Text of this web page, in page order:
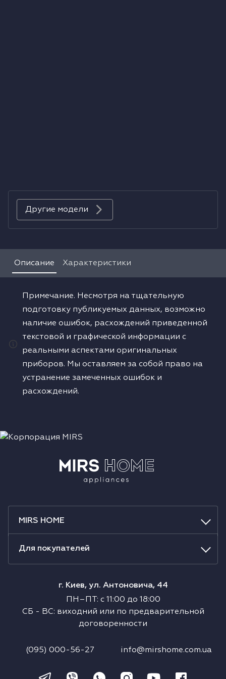
Аксессуары к крупной бытовой технике
Поверхности со встроенной вытяжкой
Сушильные машины
Другие модели
Описание Характеристики
Примечание. Несмотря на тщательную
подготовку публикуемых данных, возможно
наличие ошибок, расхождений приведенной
текстовой и графической информации с
реальными аспектами оригинальных
приборов. Мы оставляем за собой право на
устранение замеченных ошибок и
расхождений.
MIRS HOME
Для покупателей
г. Киев, ул. Антоновича, 44
ПН–ПТ : с11:00 до 18:00
СБ - ВС: виходний или по предварительной
договоренности
info@mirshome.com.ua
(095) 000-56-27